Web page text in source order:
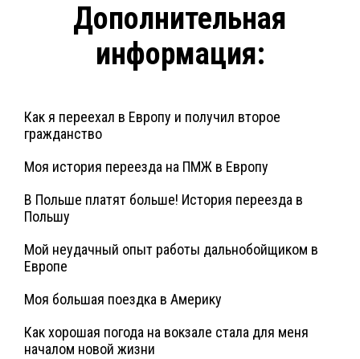
Дополнительная
информация:
Как я переехал в Европу и получил второе
гражданство
Моя история переезда на ПМЖ в Европу
В Польше платят больше! История переезда в
Польшу
Мой неудачный опыт работы дальнобойщиком в
Европе
Моя большая поездка в Америку
Как хорошая погода на вокзале стала для меня
началом новой жизни